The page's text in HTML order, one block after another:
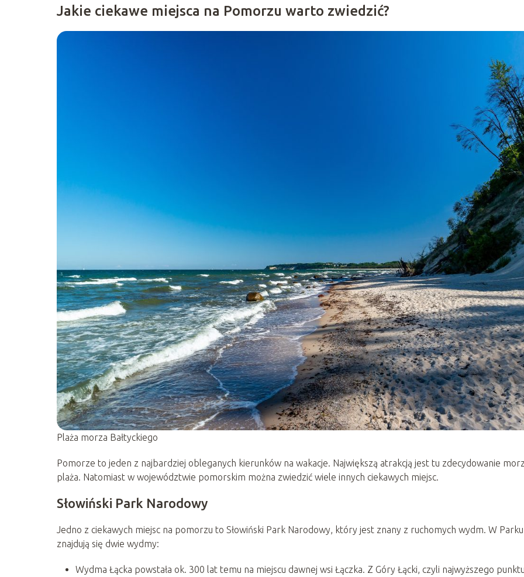
Jakie ciekawe miejsca na Pomorzu warto zwiedzić?
Plaża morza Bałtyckiego
Pomorze to jeden z najbardziej obleganych kierunków na wakacje. Największą atrakcją jest tu zdecydowanie
plaża. Natomiast w województwie pomorskim można zwiedzić wiele innych ciekawych miejsc.
Słowiński Park Narodowy
Jedno z ciekawych miejsc na pomorzu to Słowiński Park Narodowy, który jest znany z ruchomych wydm. W Parku
znajdują się dwie wydmy:
Wydma Łącka powstała ok. 300 lat temu na miejscu dawnej wsi Łączka. Z Góry Łącki, czyli najwyższego